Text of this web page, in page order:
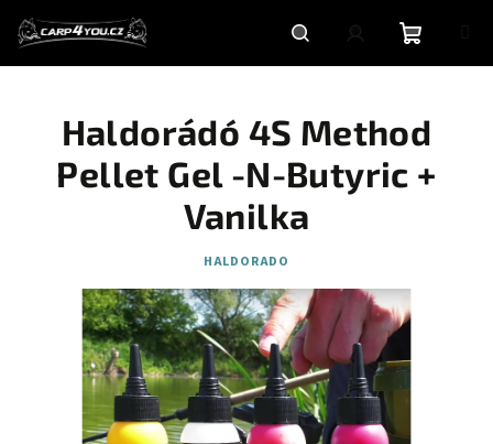
obsah
HledatPřihlášeníNákupní
košík
Haldorádó 4S Method
Pellet Gel -N-Butyric +
Vanilka
HALDORADO